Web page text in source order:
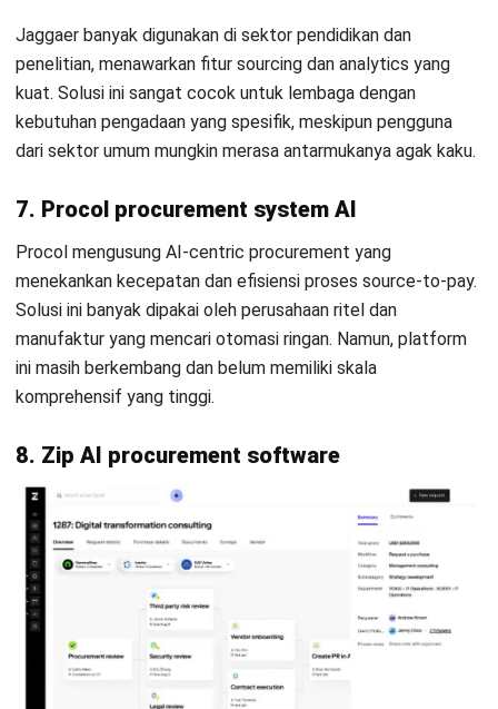
Mulai Konsultasi
Coba Gratis
keunggulan tersendiri, tergantung pada skala bisnis dan
kebutuhan spesifik perusahaan.
Jika Anda mencari solusi yang lengkap, terintegrasi, dan
dilengkapi dengan kecerdasan buatan untuk mengelola
Procurement Softwareadalah pilihan terbaik. Dengan fitur
Hashy AI, OCR, serta integrasi modul keuangan dan
inventaris, HashMicro menghadirkan efisiensi menyeluruh
bagi perusahaan berskala besar.
Klik banner di bawah ini untukkonsultasi gratisdan demo
HashMicro Procurement Software untuk menemukan
bisnis Anda!